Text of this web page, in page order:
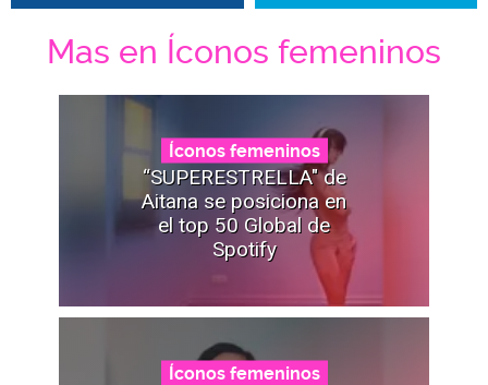
Mas en Íconos femeninos
Íconos femeninos
“SUPERESTRELLA" de
Aitana se posiciona en
el top 50 Global de
Spotify
Íconos femeninos